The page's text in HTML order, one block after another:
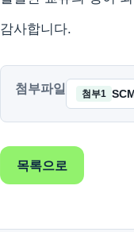
감사합니다.
첨부파일 첨부1
목록으로